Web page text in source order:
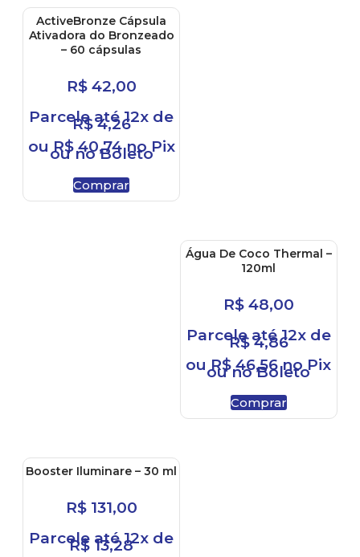
ActiveBronze Cápsula
Ativadora do Bronzeado
– 60 cápsulas
R$42,00
Parcele até 12x de
R$4,26
ou R$40,74 no Pix
ou no Boleto
Comprar
Água De Coco Thermal –
120ml
R$48,00
Parcele até 12x de
R$4,86
ou R$ 46,56 no Pix
ou no Boleto
Comprar
Booster Iluminare – 30 ml
R$131,00
Parcele até 12x de
R$ 13,28